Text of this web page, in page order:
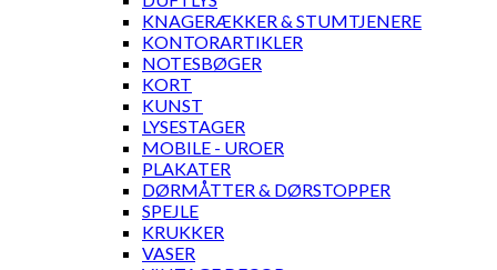
KNAGERÆKKER & STUMTJENERE
KONTORARTIKLER
NOTESBØGER
KORT
KUNST
LYSESTAGER
MOBILE - UROER
PLAKATER
DØRMÅTTER & DØRSTOPPER
SPEJLE
KRUKKER
VASER